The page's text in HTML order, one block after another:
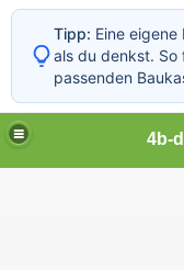
Tipp: Eine
als du denkst. So
passenden